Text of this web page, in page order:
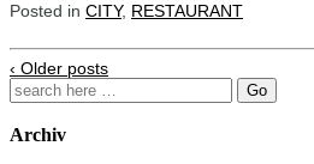
Posted in CITY, RESTAURANT
‹ Older posts
Search
for:
Archiv